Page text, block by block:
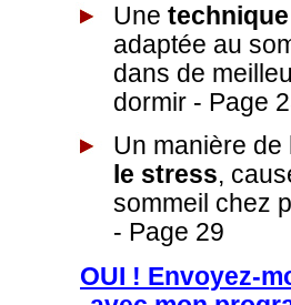
Une
adaptée au
dans de
dormir - Page
Un manière de
le stress,
sommeil chez
- Page 29
OUI ! Envoyez-